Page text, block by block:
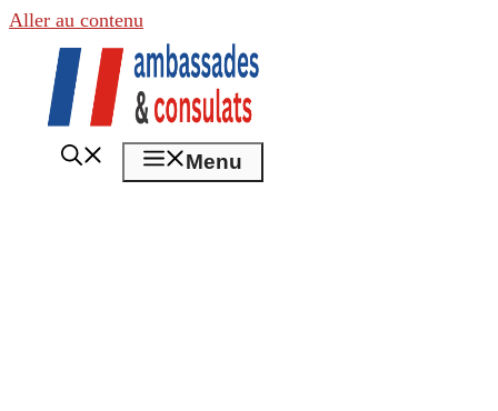
Aller au contenu
Menu